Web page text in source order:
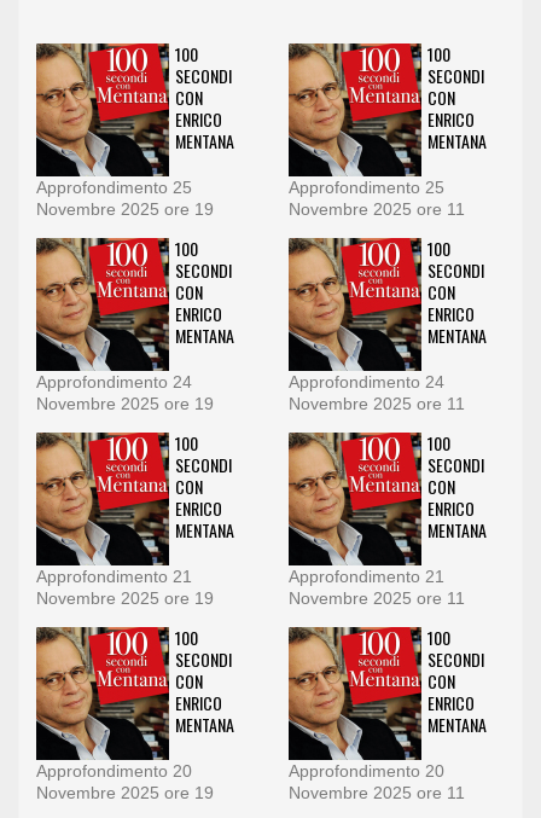
100
SECONDI
CON
ENRICO
MENTANA
Approfondimento 25
Novembre 2025 ore 19
100
SECONDI
CON
ENRICO
MENTANA
Approfondimento 25
Novembre 2025 ore 11
100
SECONDI
CON
ENRICO
MENTANA
Approfondimento 24
Novembre 2025 ore 19
100
SECONDI
CON
ENRICO
MENTANA
Approfondimento 24
Novembre 2025 ore 11
100
SECONDI
CON
ENRICO
MENTANA
Approfondimento 21
Novembre 2025 ore 19
100
SECONDI
CON
ENRICO
MENTANA
Approfondimento 21
Novembre 2025 ore 11
100
SECONDI
CON
ENRICO
MENTANA
Approfondimento 20
Novembre 2025 ore 19
100
SECONDI
CON
ENRICO
MENTANA
Approfondimento 20
Novembre 2025 ore 11